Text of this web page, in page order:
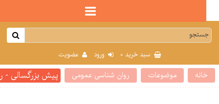
سبد خرید0 ورود عضویت
موضوعات روان شناسی عمومی پیش بزرگسالی - راه پر